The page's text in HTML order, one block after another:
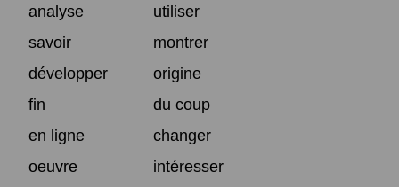
analyse
utiliser
savoir
montrer
développer
origine
fin
du coup
en ligne
changer
oeuvre
intéresser